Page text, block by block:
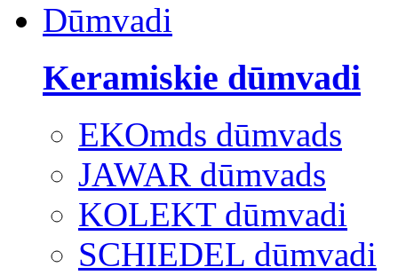
Dūmvadi
Keramiskie dūmvadi
EKOmds dūmvads
JAWAR dūmvads
KOLEKT dūmvadi
SCHIEDEL dūmvadi